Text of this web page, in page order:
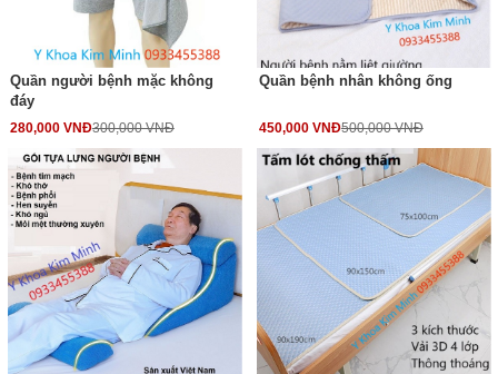
Quần người bệnh mặc không
đáy
280,000 VNĐ300,000 VNĐ
Quần bệnh nhân không ống
450,000 VNĐ500,000 VNĐ